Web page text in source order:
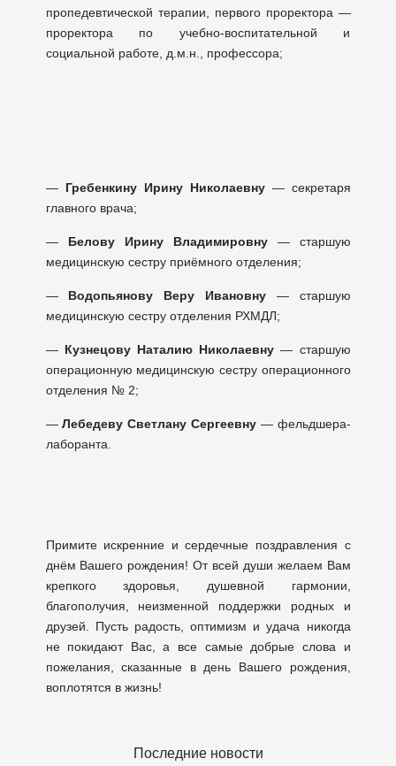
пропедевтической терапии, первого проректора —
проректора по учебно-воспитательной и
социальной работе, д.м.н., профессора;
— Гребенкину Ирину Николаевну— секретаря
главного врача;
— Белову Ирину Владимировну— старшую
медицинскую сестру приёмного отделения;
— Водопьянову Веру Ивановну— старшую
медицинскую сестру отделения РХМДЛ;
— Кузнецову Наталию Николаевну — старшую
операционную медицинскую сестру операционного
отделения № 2;
—Лебедеву Светлану Сергеевну— фельдшера-
лаборанта.
Примите искренние и сердечные поздравления с
днём Вашего рождения! От всей души желаем Вам
крепкого здоровья, душевной гармонии,
благополучия, неизменной поддержки родных и
друзей. Пусть радость, оптимизм и удача никогда
не покидают Вас, а все самые добрые слова и
пожелания, сказанные в день Вашего рождения,
воплотятся в жизнь!
Последние новости